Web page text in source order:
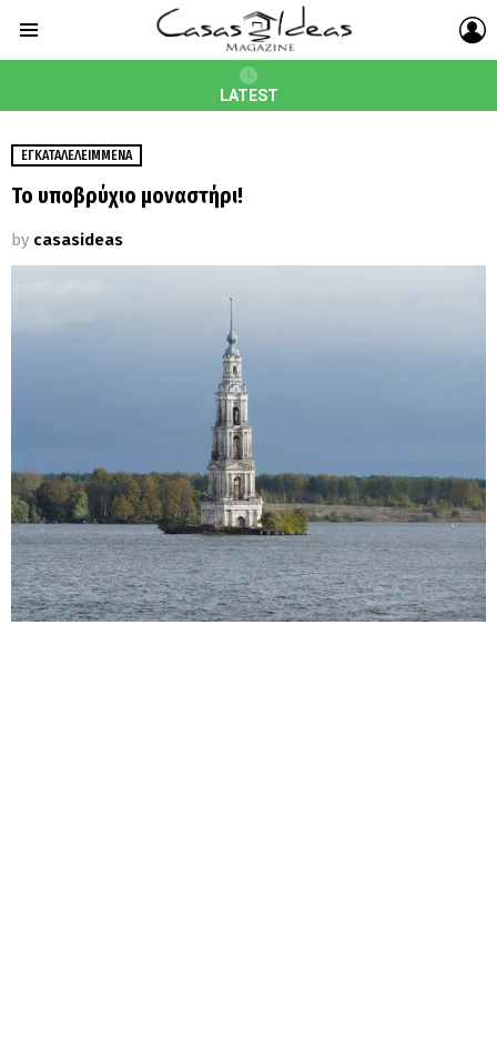
LATEST
ΕΓΚΑΤΑΛΕΛΕΙΜΜΈΝΑ
Το υποβρύχιο μοναστήρι!
by casasideas